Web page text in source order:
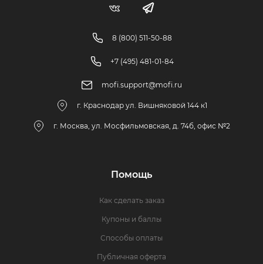
8 (800) 511-50-88
+7 (495) 481-01-84
mofi.support@mofi.ru
г. Краснодар ул. Вишняковой 144 к1
г. Москва, ул. Мосфильмовская, д. 74б, офис №2
Помощь
Как сделать заказ
Купоны и баллы
Способы оплаты
Публичная оферта